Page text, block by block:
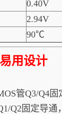
0.40V
2.94V
90℃
用设计
管Q3/Q4
Q2固定导通